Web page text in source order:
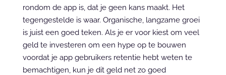
rondom de app is, dat je geen kans maakt. Het
tegengestelde is waar. Organische, langzame groei
is juist een goed teken. Als je er voor kiest om veel
geld te investeren om een hype op te bouwen
voordat je app gebruikers retentie hebt weten te
bemachtigen, kun je dit geld net zo goed